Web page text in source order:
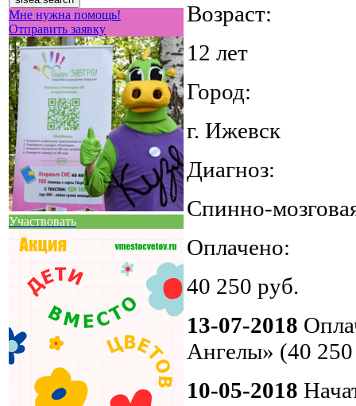
Мне нужна помощь!
Отправить заявку
Участвовать
Возраст:
12 лет
Город:
г. Ижевск
Диагноз:
Спинно-
Оплачено:
40 250 руб.
13-07-2018
Ангелы» (40
10-05-2018